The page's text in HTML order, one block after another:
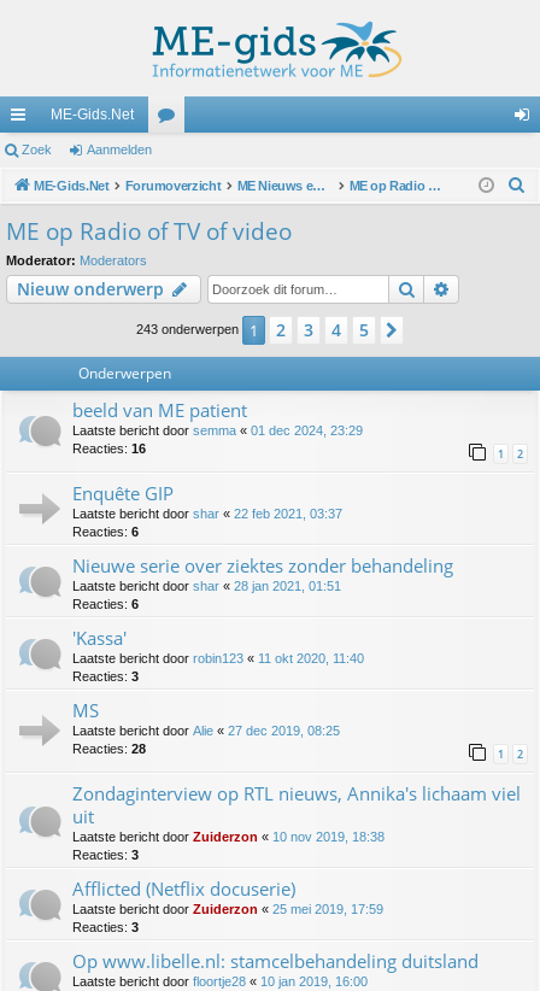
ne
lle
lin
ks
ME-Gids.Net
u
m
m
Zoek Aanmelden
ME-Gids.Net Forumoverzicht ME Nieuws en oproepen ME op Radio of TV of video
ME op Radio of TV of video
Moderator: Moderators
Nieuw onderwerp Zoek
243 onderwerpen 1 2 3 4 5
Onderwerpen
beeld van ME patient
Laatste bericht door semma « 01 dec 2024, 23:29
Reacties: 16 1 2
Enquête GIP
Laatste bericht door shar « 22 feb 2021, 03:37
Reacties: 6
Nieuwe serie over ziektes zonder behandeling
Laatste bericht door shar « 28 jan 2021, 01:51
Reacties: 6
'Kassa'
Laatste bericht door robin123 « 11 okt 2020, 11:40
Reacties: 3
MS
Laatste bericht door Alie « 27 dec 2019, 08:25
Reacties: 28 1 2
Zondaginterview op RTL nieuws, Annika's lichaam viel
uit
Laatste bericht door Zuiderzon « 10 nov 2019, 18:38
Reacties: 3
Afflicted (Netflix docuserie)
Laatste bericht door Zuiderzon « 25 mei 2019, 17:59
Reacties: 3
Op www.libelle.nl: stamcelbehandeling duitsland
Laatste bericht door floortje28 « 10 jan 2019, 16:00